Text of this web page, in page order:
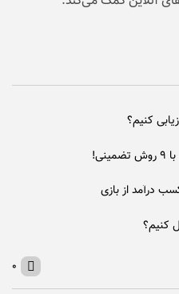
کنیم؟
کنیم؟
۰